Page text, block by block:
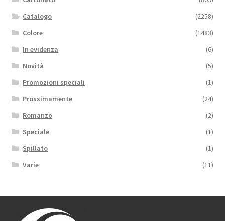
Catalogo
(2258)
Colore
(1483)
In evidenza
(6)
Novità
(5)
Promozioni speciali
(1)
Prossimamente
(24)
Romanzo
(2)
Speciale
(1)
Spillato
(1)
Varie
(11)